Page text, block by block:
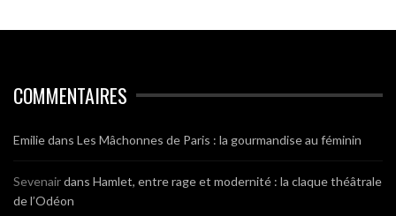
COMMENTAIRES
Emiliedans Les Mâchonnes de Paris : la gourmandise au féminin
Sevenairdans Hamlet, entre rage et modernité : la claque théâtrale
de l’Odéon